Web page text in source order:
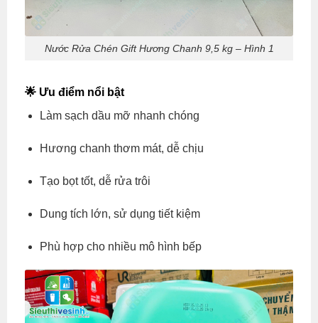
Nước Rửa Chén Gift Hương Chanh 9,5 kg – Hình 1
🌟 Ưu điểm nổi bật
Làm sạch dầu mỡ nhanh chóng
Hương chanh thơm mát, dễ chịu
Tạo bọt tốt, dễ rửa trôi
Dung tích lớn, sử dụng tiết kiệm
Phù hợp cho nhiều mô hình bếp